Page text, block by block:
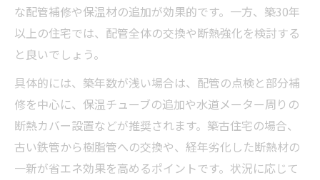
な配管補修や保温材の追加が効果的です。一方、築30年
以上の住宅では、配管全体の交換や断熱強化を検討する
と良いでしょう。
具体的には、築年数が浅い場合は、配管の点検と部分補
修を中心に、保温チューブの追加や水道メーター周りの
断熱カバー設置などが推奨されます。築古住宅の場合、
古い鉄管から樹脂管への交換や、経年劣化した断熱材の
一新が省エネ効果を高めるポイントです。状況に応じて